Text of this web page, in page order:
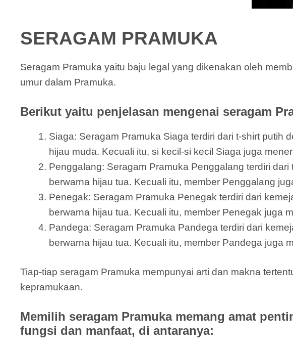
SERAGAM PRAMUKA
Seragam Pramuka yaitu baju legal yang dikenakan oleh
umur dalam Pramuka.
Berikut yaitu penjelasan mengenai seragam
Siaga: Seragam Pramuka Siaga terdiri dari t-shirt putih
hijau muda. Kecuali itu, si kecil-si kecil Siaga juga
Penggalang: Seragam Pramuka Penggalang terdiri
berwarna hijau tua. Kecuali itu, member Penggalang
Penegak: Seragam Pramuka Penegak terdiri dari
berwarna hijau tua. Kecuali itu, member Penegak juga
Pandega: Seragam Pramuka Pandega terdiri dari
berwarna hijau tua. Kecuali itu, member Pandega juga
Tiap-tiap seragam Pramuka mempunyai arti dan makna
kepramukaan.
Memilih seragam Pramuka memang amat
fungsi dan manfaat, di antaranya: